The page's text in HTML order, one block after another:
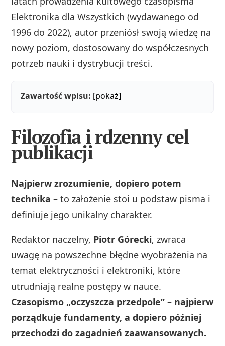
Elektronika dla Wszystkich (wydawanego od
1996 do 2022), autor przeniósł swoją wiedzę na
nowy poziom, dostosowany do współczesnych
potrzeb nauki i dystrybucji treści.
Zawartość wpisu: [pokaż]
Filozofia i rdzenny cel
publikacji
Najpierw zrozumienie, dopiero potem
technika – to założenie stoi u podstaw pisma i
definiuje jego unikalny charakter.
Redaktor naczelny, Piotr Górecki, zwraca
uwagę na powszechne błędne wyobrażenia na
temat elektryczności i elektroniki, które
utrudniają realne postępy w nauce.
Czasopismo „oczyszcza przedpole” – najpierw
porządkuje fundamenty, a dopiero później
przechodzi do zagadnień zaawansowanych.